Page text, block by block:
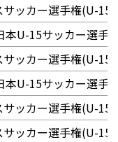
ッカー選手権(U-
本U-15サッカー選手
ッカー選手権(U-
本U-15サッカー選手
ッカー選手権(U-
ッカー選手権(U-